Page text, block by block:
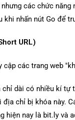
các chức
nhấn nút Go để
URL)
dài có nhiều kí tự
chỉ bị khóa này.
hiện nay là bit.ly và